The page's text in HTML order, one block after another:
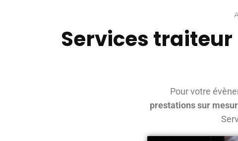
Services
Pour votre
prestations sur